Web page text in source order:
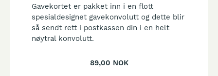
Gavekortet er pakket inn i en flott
spesialdesignet gavekonvolutt og dette blir
så sendt rett i postkassen din i en helt
nøytral konvolutt.
89,00 NOK